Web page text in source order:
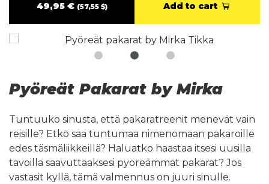
49,95 € (57,55 $) Add to cart
Pyöreät Pakarat by Mirka
Tuntuuko sinusta, että pakaratreenit menevät vain
reisille? Etkö saa tuntumaa nimenomaan pakaroille
edes täsmäliikkeillä? Haluatko haastaa itsesi uusilla
tavoilla saavuttaaksesi pyöreämmät pakarat? Jos
vastasit kyllä, tämä valmennus on juuri sinulle.